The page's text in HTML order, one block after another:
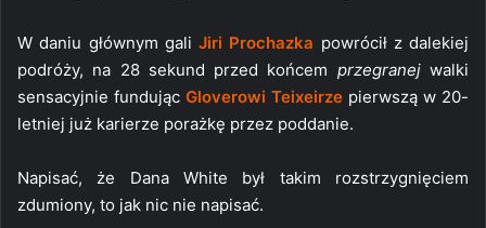
W daniu głównym gali Jiri Prochazka powrócił z dalekiej
podróży, na 28 sekund przed końcem przegranejwalki
sensacyjnie fundując Gloverowi Teixeirze pierwszą w 20-
letniej już karierze porażkę przez poddanie.
Napisać, że Dana White był takim rozstrzygnięciem
zdumiony, to jak nic nie napisać.